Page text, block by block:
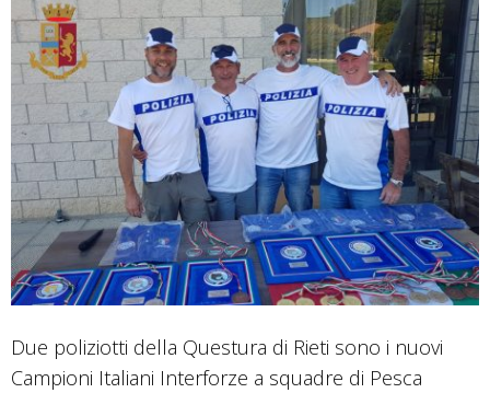
Due poliziotti della Questura di Rieti sono i nuovi
Campioni Italiani Interforze a squadre di Pesca